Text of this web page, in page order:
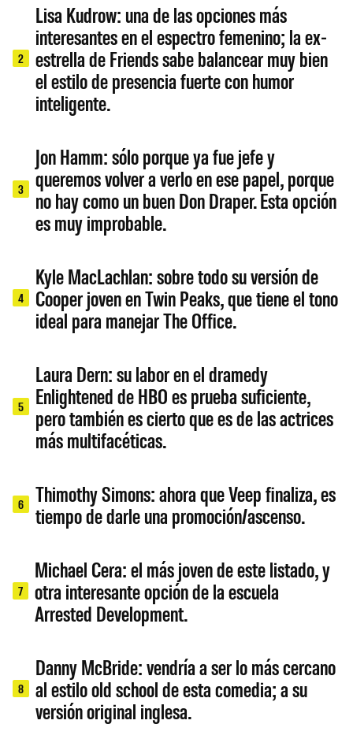
2
Lisa Kudrow: una de las opciones más
interesantes en el espectro femenino; la ex-
estrella de Friends sabe balancear muy bien
el estilo de presencia fuerte con humor
inteligente.
3
Jon Hamm: sólo porque ya fue jefe y
queremos volver a verlo en ese papel, porque
no hay como un buen Don Draper. Esta opción
es muy improbable.
4
Kyle MacLachlan: sobre todo su versión de
Cooper joven en Twin Peaks, que tiene el tono
ideal para manejar The Office.
5
Laura Dern: su labor en el dramedy
Enlightened de HBO es prueba suficiente,
pero también es cierto que es de las actrices
más multifacéticas.
6
Thimothy Simons: ahora que Veep finaliza, es
tiempo de darle una promoción/ascenso.
7
Michael Cera: el más joven de este listado, y
otra interesante opción de la escuela
Arrested Development.
8
Danny McBride: vendría a ser lo más cercano
al estilo old school de esta comedia; a su
versión original inglesa.